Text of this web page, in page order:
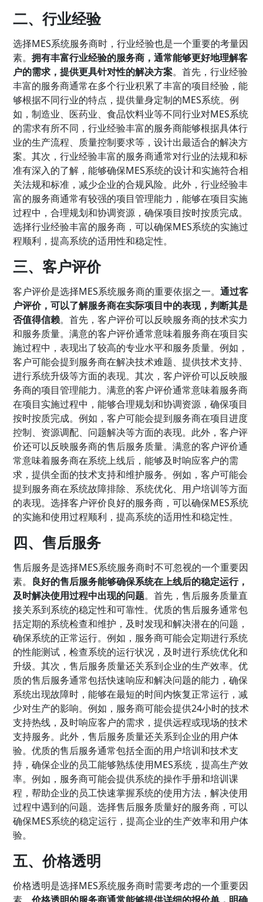
二、行业经验
选择MES系统服务商时，行业经验也是一个重要的考量因
素。拥有丰富行业经验的服务商，通常能够更好地理解客
户的需求，提供更具针对性的解决方案。首先，行业经验
丰富的服务商通常在多个行业积累了丰富的项目经验，能
够根据不同行业的特点，提供量身定制的MES系统。例
如，制造业、医药业、食品饮料业等不同行业对MES系统
的需求有所不同，行业经验丰富的服务商能够根据具体行
业的生产流程、质量控制要求等，设计出最适合的解决方
案。其次，行业经验丰富的服务商通常对行业的法规和标
准有深入的了解，能够确保MES系统的设计和实施符合相
关法规和标准，减少企业的合规风险。此外，行业经验丰
富的服务商通常有较强的项目管理能力，能够在项目实施
过程中，合理规划和协调资源，确保项目按时按质完成。
选择行业经验丰富的服务商，可以确保MES系统的实施过
程顺利，提高系统的适用性和稳定性。
三、客户评价
客户评价是选择MES系统服务商的重要依据之一。通过客
户评价，可以了解服务商在实际项目中的表现，判断其是
否值得信赖。首先，客户评价可以反映服务商的技术实力
和服务质量。满意的客户评价通常意味着服务商在项目实
施过程中，表现出了较高的专业水平和服务质量。例如，
客户可能会提到服务商在解决技术难题、提供技术支持、
进行系统升级等方面的表现。其次，客户评价可以反映服
务商的项目管理能力。满意的客户评价通常意味着服务商
在项目实施过程中，能够合理规划和协调资源，确保项目
按时按质完成。例如，客户可能会提到服务商在项目进度
控制、资源调配、问题解决等方面的表现。此外，客户评
价还可以反映服务商的售后服务质量。满意的客户评价通
常意味着服务商在系统上线后，能够及时响应客户的需
求，提供全面的技术支持和维护服务。例如，客户可能会
提到服务商在系统故障排除、系统优化、用户培训等方面
的表现。选择客户评价良好的服务商，可以确保MES系统
的实施和使用过程顺利，提高系统的适用性和稳定性。
四、售后服务
售后服务是选择MES系统服务商时不可忽视的一个重要因
素。 良好的售后服务能够确保系统在上线后的稳定运行，
及时解决使用过程中出现的问题。首先，售后服务质量直
接关系到系统的稳定性和可靠性。优质的售后服务通常包
括定期的系统检查和维护，及时发现和解决潜在的问题，
确保系统的正常运行。例如，服务商可能会定期进行系统
的性能测试，检查系统的运行状况，及时进行系统优化和
升级。其次，售后服务质量还关系到企业的生产效率。优
质的售后服务通常包括快速响应和解决问题的能力，确保
系统出现故障时，能够在最短的时间内恢复正常运行，减
少对生产的影响。例如，服务商可能会提供24小时的技术
支持热线，及时响应客户的需求，提供远程或现场的技术
支持服务。此外，售后服务质量还关系到企业的用户体
验。优质的售后服务通常包括全面的用户培训和技术支
持，确保企业的员工能够熟练使用MES系统，提高生产效
率。例如，服务商可能会提供系统的操作手册和培训课
程，帮助企业的员工快速掌握系统的使用方法，解决使用
过程中遇到的问题。选择售后服务质量好的服务商，可以
确保MES系统的稳定运行，提高企业的生产效率和用户体
验。
五、价格透明
价格透明是选择MES系统服务商时需要考虑的一个重要因